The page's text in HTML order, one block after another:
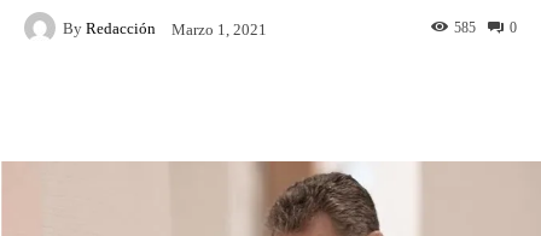
By Redacción Marzo 1, 2021 0
585